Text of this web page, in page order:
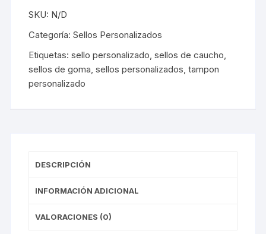
hasta
80
cantidad
SKU: N/D
Categoría:Sellos Personalizados
Etiquetas:sello personalizado,sellos de caucho,
sellos de goma,sellos personalizados,tampon
personalizado
DESCRIPCIÓN
INFORMACIÓN ADICIONAL
VALORACIONES (0)